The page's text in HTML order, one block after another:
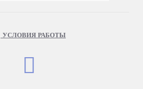
УСЛОВИЯ РАБОТЫ